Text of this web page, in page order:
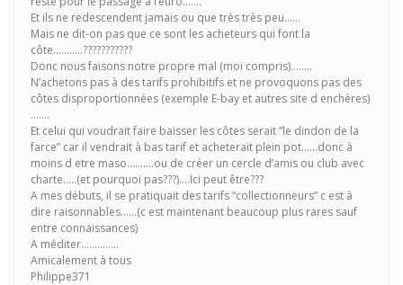
Et ils ne redescendent jamais ou que très très peu……
Mais ne dit-on pas que ce sont les acheteurs qui font la
côte………..???????????
Donc nous faisons notre propre mal (moi compris)……..
N’achetons pas à des tarifs prohibitifs et ne provoquons pas des
côtes disproportionnées (exemple E-bay et autres site d enchères)
…….
Et celui qui voudrait faire baisser les côtes serait “le dindon de la
farce” car il vendrait à bas tarif et acheterait plein pot……donc à
moins d etre maso……….ou de créer un cercle d’amis ou club avec
charte…..(et pourquoi pas???)….Ici peut être???
A mes débuts, il se pratiquait des tarifs “collectionneurs” c est à
dire raisonnables……(c est maintenant beaucoup plus rares sauf
entre connaissances)
A méditer…………..
Amicalement à tous
Philippe371